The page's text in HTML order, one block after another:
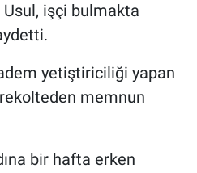
Usul, işçi bulmakta
yetiştiriciliği yapan
memnun
bir hafta erken